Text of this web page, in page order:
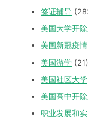
签证辅导
美国大学开
美国新冠疫情
美国游学 (21)
美国社区大学
美国高中开
职业发展和实